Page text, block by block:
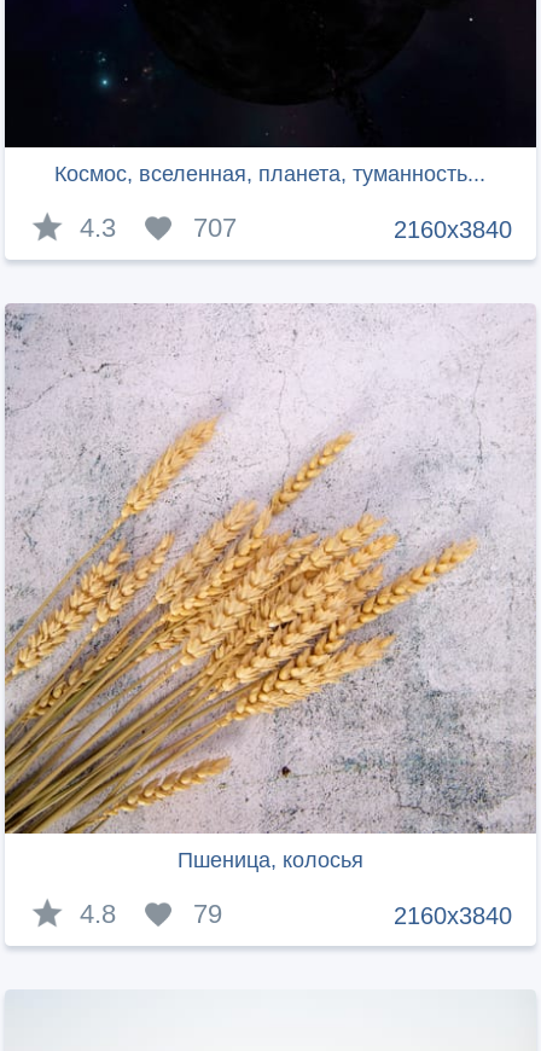
Космос, вселенная, планета, туманность...
2160x3840
4.3 707
Пшеница, колосья
2160x3840
4.8 79